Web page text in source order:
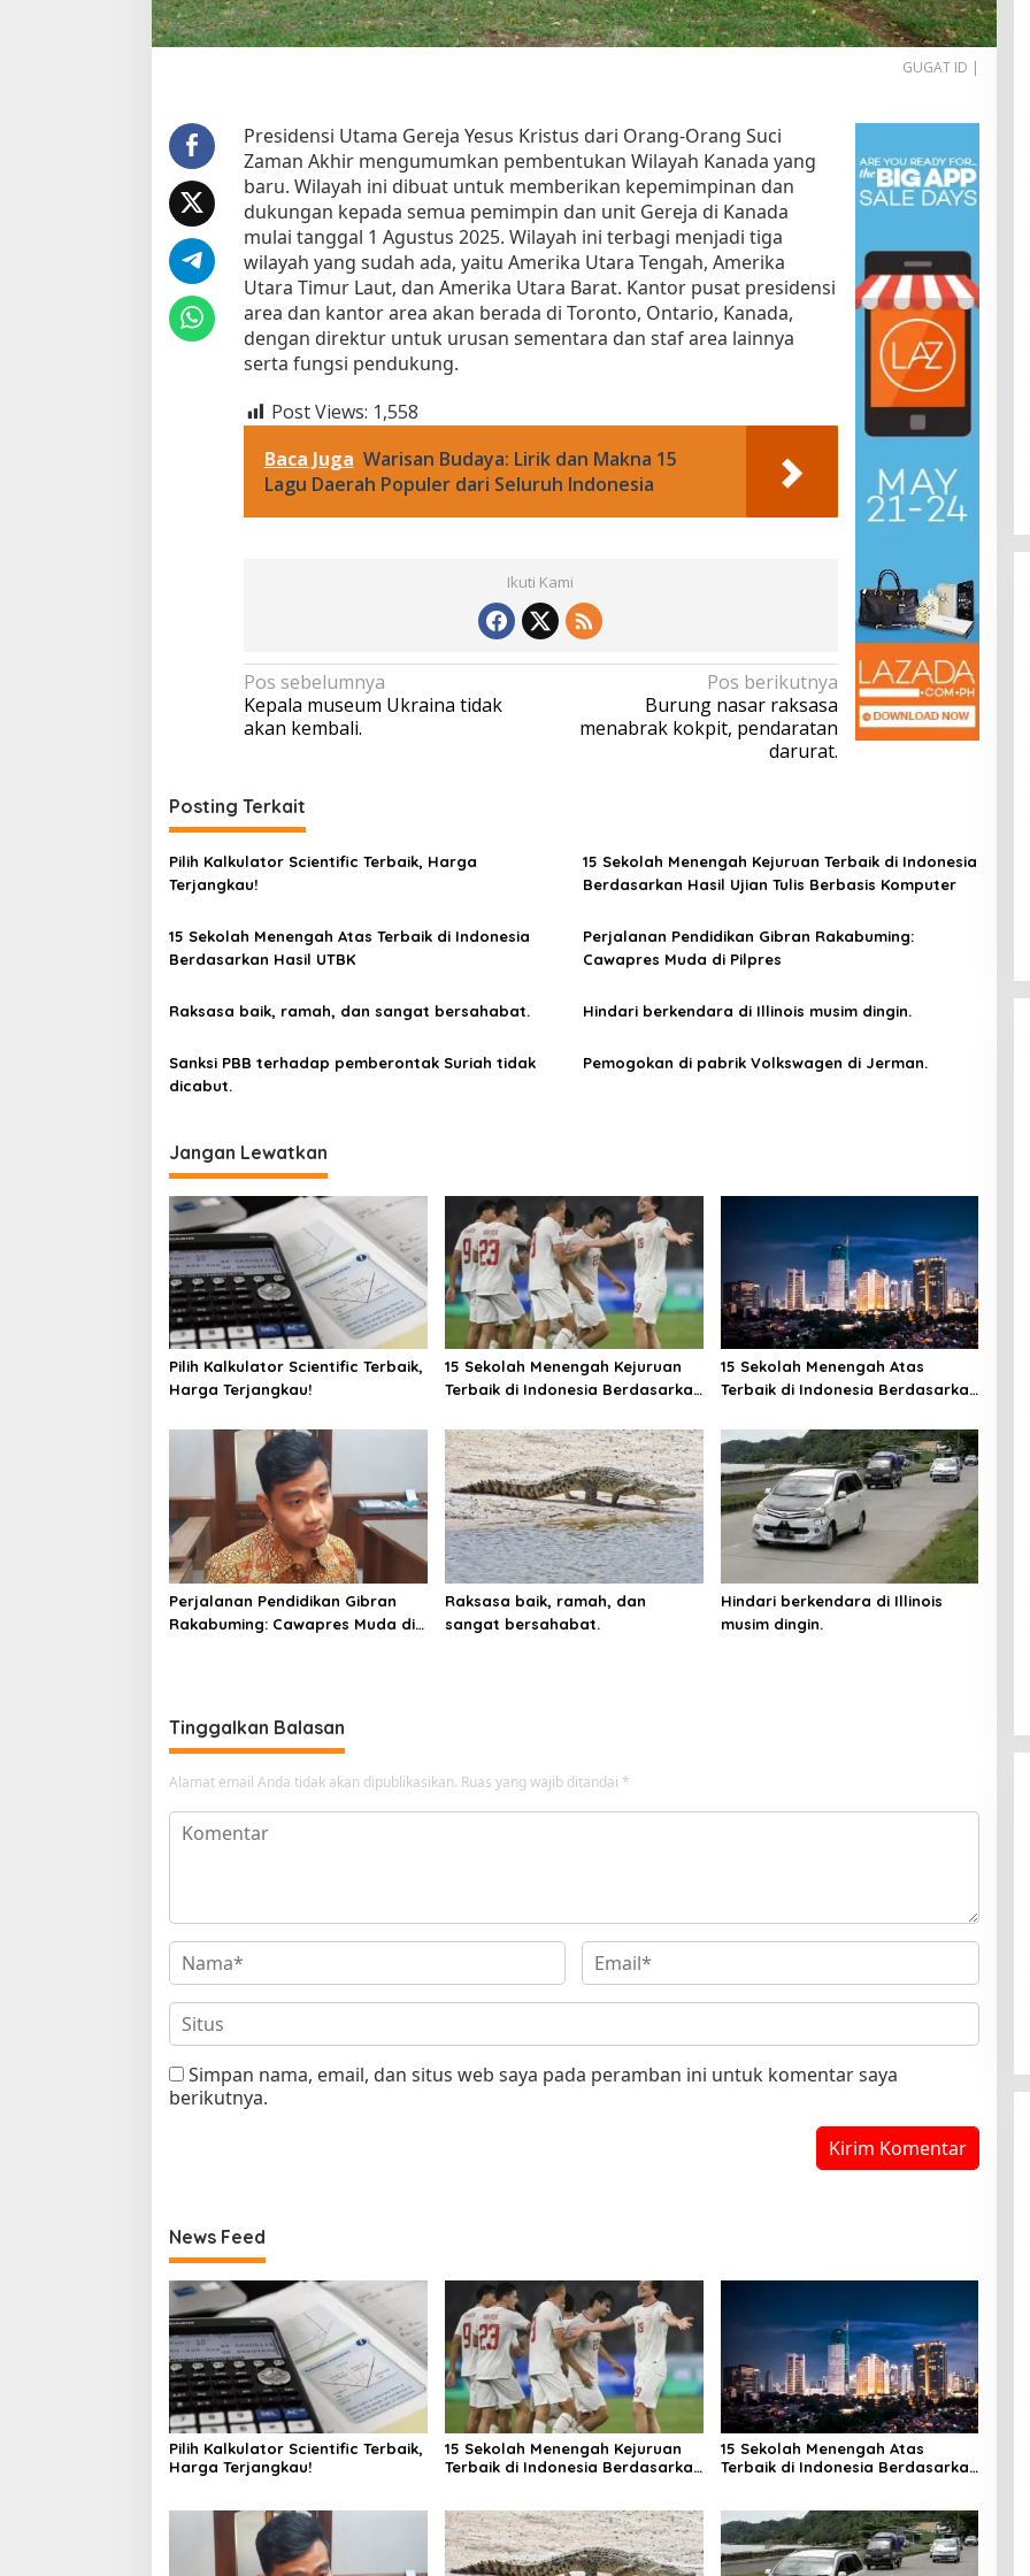
G
e
r
K
a
n
a
d
a
B
a
r
u
.
GUGAT ID |
Presidensi Utama Gereja Yesus Kristus dari Orang-Orang Suci
Zaman Akhir mengumumkan pembentukan Wilayah Kanada yang
baru. Wilayah ini dibuat untuk memberikan kepemimpinan dan
dukungan kepada semua pemimpin dan unit Gereja di Kanada
mulai tanggal 1 Agustus 2025. Wilayah ini terbagi menjadi tiga
wilayah yang sudah ada, yaitu Amerika Utara Tengah, Amerika
Utara Timur Laut, dan Amerika Utara Barat. Kantor pusat presidensi
area dan kantor area akan berada di Toronto, Ontario, Kanada,
dengan direktur untuk urusan sementara dan staf area lainnya
serta fungsi pendukung.
Post Views: 1,558
Baca Juga Warisan Budaya: Lirik dan Makna 15
Lagu Daerah Populer dari Seluruh Indonesia
Ikuti Kami
N
a
g
a
s
p
o
s
Pos sebelumnya
Kepala museum Ukraina tidak
akan kembali.
Pos berikutnya
Burung nasar raksasa
menabrak kokpit, pendaratan
darurat.
Posting Terkait
Pilih Kalkulator Scientific Terbaik, Harga
Terjangkau!
15 Sekolah Menengah Kejuruan Terbaik di Indonesia
Berdasarkan Hasil Ujian Tulis Berbasis Komputer
15 Sekolah Menengah Atas Terbaik di Indonesia
Berdasarkan Hasil UTBK
Perjalanan Pendidikan Gibran Rakabuming:
Cawapres Muda di Pilpres
Raksasa baik, ramah, dan sangat bersahabat. Hindari berkendara di Illinois musim dingin.
Sanksi PBB terhadap pemberontak Suriah tidak
dicabut.
Pemogokan di pabrik Volkswagen di Jerman.
Jangan Lewatkan
Pilih Kalkulator Scientific Terbaik,
Harga Terjangkau!
15 Sekolah Menengah Kejuruan
Terbaik di Indonesia Berdasarkan
Komputer
15 Sekolah Menengah Atas
Terbaik di Indonesia Berdasarkan
Perjalanan Pendidikan Gibran
Rakabuming: Cawapres Muda di
Raksasa baik, ramah, dan
sangat bersahabat.
Hindari berkendara di Illinois
musim dingin.
Tinggalkan Balasan
Alamat email Anda tidak akan dipublikasikan. Ruas yang wajib ditandai *
Simpan nama, email, dan situs web saya pada peramban ini untuk komentar saya
berikutnya.
News Feed
Pilih Kalkulator Scientific Terbaik,
Harga Terjangkau!
15 Sekolah Menengah Kejuruan
Terbaik di Indonesia Berdasarkan
15 Sekolah Menengah Atas
Terbaik di Indonesia Berdasarkan
Tempat Makan All You Can Eat di
Tempat Makan Kepiting di Jambi